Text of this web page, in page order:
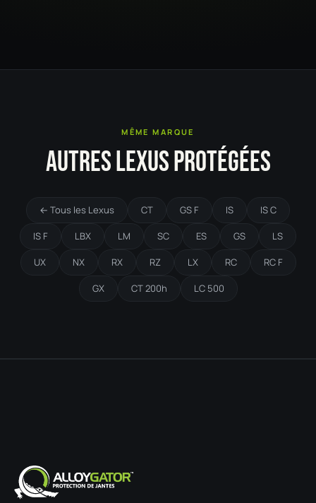
MÊME MARQUE
AUTRES LEXUS PROTÉGÉES
← Tous les Lexus CT GS F IS IS C
IS F LBX LM SC ES GS LS
UX NX RX RZ LX RC RC F
GX CT 200h LC 500